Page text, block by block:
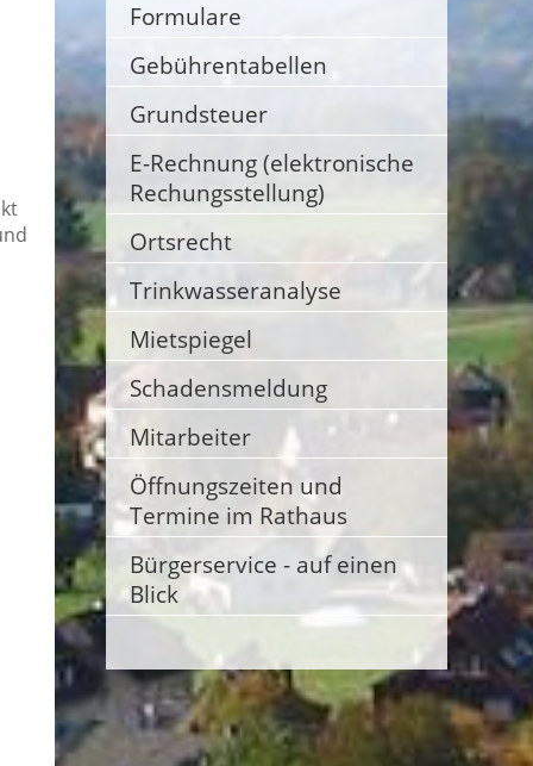
Formulare
Gebührentabellen
Grundsteuer
E-Rechnung (elektronische
Rechungsstellung)
Ortsrecht
Trinkwasseranalyse
Mietspiegel
Schadensmeldung
Mitarbeiter
Öffnungszeiten und
Termine im Rathaus
Bürgerservice - auf einen
Blick